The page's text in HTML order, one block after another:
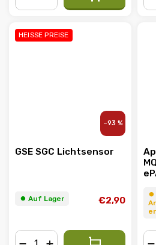
HEISSE PREISE
–93 %
GSE SGC Lichtsensor
⏺︎ Auf Lager €2,90
⏺︎